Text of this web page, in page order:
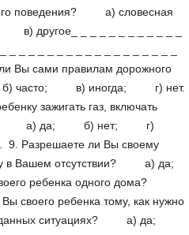
поведения? а) словесная
_ _ _ _ _ _ _ _ _ _ _
Вы сами правилам дорожного
часто; в) иногда; г) нет.
зажигать газ, включать
а) да; б) нет; г)
9. Разрешаете ли Вы своему
в Вашем отсутствии? а) да;
ребенка одного дома?
ребенка тому, как нужно
ситуациях? а) да;